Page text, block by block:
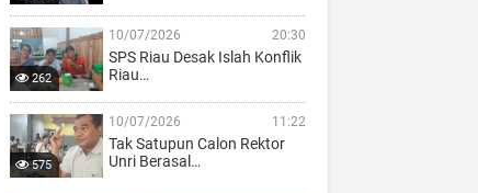
262
10/07/2026 20:30
SPS Riau Desak Islah Konflik
Riau…
575
10/07/2026 11:22
Tak Satupun Calon Rektor
Unri Berasal…